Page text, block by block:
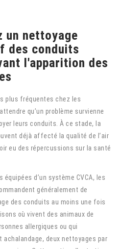
un nettoyage
des conduits
l'apparition des
plus fréquentes chez les
qu’un problème survienne
leurs conduits. À ce stade, la
déjà affecté la qualité de l’air
eu des répercussions sur la santé
équipées d’un système CVCA, les
généralement de
des conduits au moins une fois
où vivent des animaux de
allergiques ou qui
deux nettoyages par